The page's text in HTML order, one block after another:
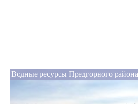
Водные ресурсы Предгорного района